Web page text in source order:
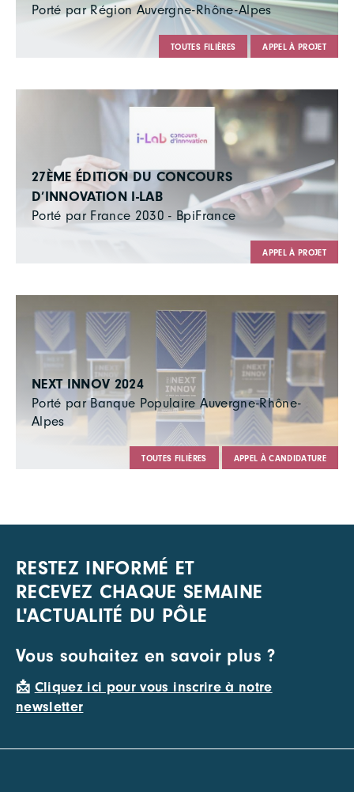
Porté par Région Auvergne-Rhône-Alpes
TOUTES FILIÈRES APPEL À PROJET
27ÈME ÉDITION DU CONCOURS
D’INNOVATION I-LAB
Porté par France 2030 - BpiFrance
APPEL À PROJET
NEXT INNOV 2024
Porté par Banque Populaire Auvergne-Rhône-
Alpes
TOUTES FILIÈRES APPEL À CANDIDATURE
RESTEZ INFORMÉ ET
RECEVEZ CHAQUE SEMAINE
L'ACTUALITÉ DU PÔLE
Vous souhaitez en savoir plus ?
📩 Cliquez ici pour vous inscrire à notre
newsletter